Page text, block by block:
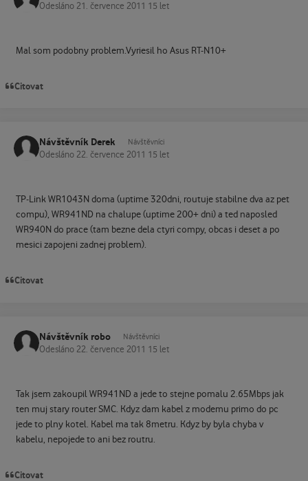
Odesláno 21. července 2011 15 let
Mal som podobny problem.Vyriesil ho Asus RT-N10+
Citovat
Návštěvník Derek Návštěvníci
Odesláno 22. července 2011 15 let
TP-Link WR1043N doma (uptime 320dni, routuje stabilne dva az pet
compu), WR941ND na chalupe (uptime 200+ dni) a ted naposled
WR940N do prace (tam bezne dela ctyri compy, obcas i deset a po
mesici zapojeni zadnej problem).
Citovat
Návštěvník robo Návštěvníci
Odesláno 22. července 2011 15 let
Tak jsem zakoupil WR941ND a jede to stejne pomalu 2.65Mbps jak
ten muj stary router SMC. Kdyz dam kabel z modemu primo do pc
jede to plny kotel. Kabel ma tak 8metru. Kdyz by byla chyba v
kabelu, nepojede to ani bez routru.
Citovat